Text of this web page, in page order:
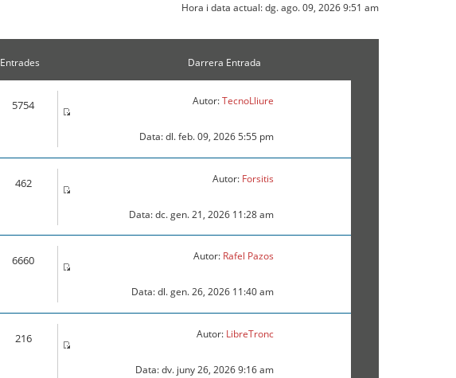
Hora i data actual: dg. ago. 09, 2026 9:51 am
Entrades Darrera Entrada
5754 Autor:TecnoLliure
Data: dl. feb. 09, 2026 5:55 pm
462 Autor: Forsitis
Data: dc. gen. 21, 2026 11:28 am
6660 Autor: Rafel Pazos
Data: dl. gen. 26, 2026 11:40 am
216 Autor: LibreTronc
Data: dv. juny 26, 2026 9:16 am